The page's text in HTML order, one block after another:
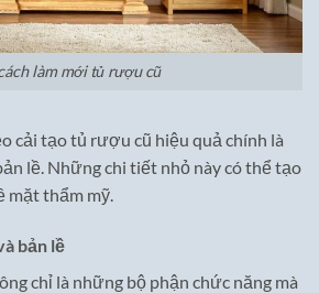
làm mới tủ rượu cũ
cải tạo tủ rượu cũ hiệu quả chính là
lề. Những chi tiết nhỏ này có thể tạo
mặt thẩm mỹ.
bản lề
chỉ là những bộ phận chức năng mà